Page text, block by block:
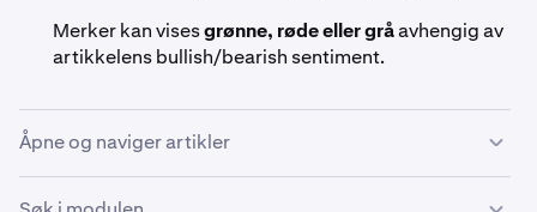
Merker kan visesgrønne, røde eller gråavhengig av
artikkelens bullish/bearish sentiment.
Åpne og naviger artikler
Når en artikkel er åpen, vil du se en rad med kontroller